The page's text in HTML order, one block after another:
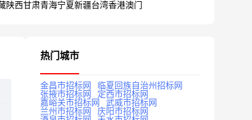
陕西甘肃青海宁夏新疆台湾香港澳门
热门城市
金昌市招标网
临夏回族自治州招标网
张掖市招标网
定西市招标网
嘉峪关市招标网
武威市招标网
兰州市招标网
庆阳市招标网